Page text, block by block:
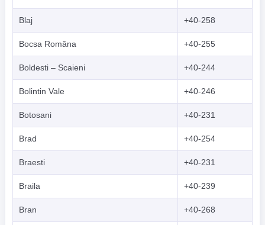
Blaj +40-258
Bocsa Româna +40-255
Boldesti – Scaieni +40-244
Bolintin Vale +40-246
Botosani +40-231
Brad +40-254
Braesti +40-231
Braila +40-239
Bran +40-268